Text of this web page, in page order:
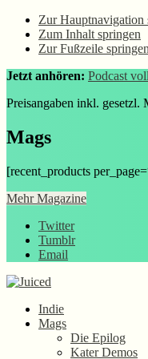
Zur Hauptnavigation
Zum Inhalt springen
Zur Fußzeile springen
Jetzt anhören: Podcast
Preisangaben inkl. gesetzl.
Mags
[recent_products
Mehr Magazine
Twitter
Tumblr
Email
Indie
Mags
Die Epilog
Kater Demos